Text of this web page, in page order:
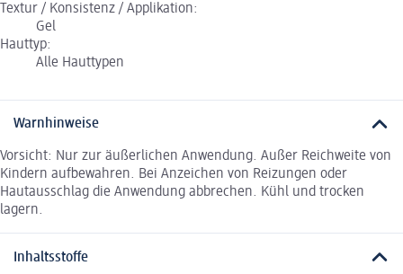
Textur / Konsistenz / Applikation:
Gel
Hauttyp:
Alle Hauttypen
Warnhinweise
Vorsicht: Nur zur äußerlichen Anwendung. Außer Reichweite von
Kindern aufbewahren. Bei Anzeichen von Reizungen oder
Hautausschlag die Anwendung abbrechen. Kühl und trocken
lagern.
Inhaltsstoffe